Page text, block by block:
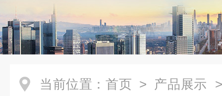
当前位置： 首页 > 产品展示